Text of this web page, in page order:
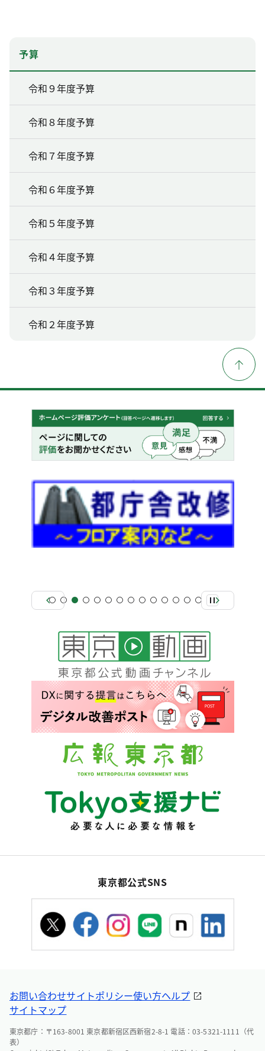
予算
令和９年度予算
令和８年度予算
令和７年度予算
令和６年度予算
令和５年度予算
令和４年度予算
令和３年度予算
令和２年度予算
東京都公式SNS
お問い合わせサイトポリシー使い方ヘルプ
サイトマップ
東京都庁：〒163-8001 東京都新宿区西新宿2-8-1 電話：03-5321-1111（代
表）